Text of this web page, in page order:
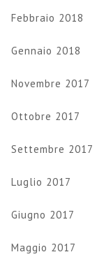
Febbraio 2018
Gennaio 2018
Novembre 2017
Ottobre 2017
Settembre 2017
Luglio 2017
Giugno 2017
Maggio 2017